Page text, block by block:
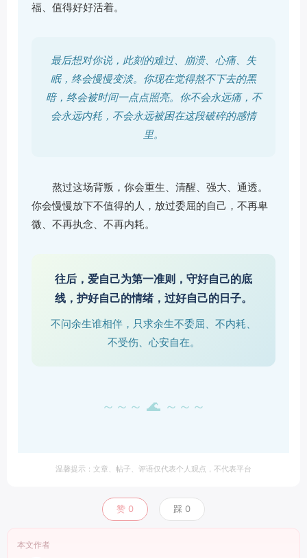
福、值得好好活着。
最后想对你说，此刻的难过、崩溃、心痛、失
眠，终会慢慢变淡。你现在觉得熬不下去的黑
暗，终会被时间一点点照亮。你不会永远痛，不
会永远内耗，不会永远被困在这段破碎的感情
里。
熬过这场背叛，你会重生、清醒、强大、通透。
你会慢慢放下不值得的人，放过委屈的自己，不再卑
微、不再执念、不再内耗。
往后，爱自己为第一准则，守好自己的底
线，护好自己的情绪，过好自己的日子。
不问余生谁相伴，只求余生不委屈、不内耗、
不受伤、心安自在。
～～～ 🌊 ～～～
温馨提示：文章、帖子、评语仅代表个人观点，不代表平台
赞 0 踩 0
本文作者